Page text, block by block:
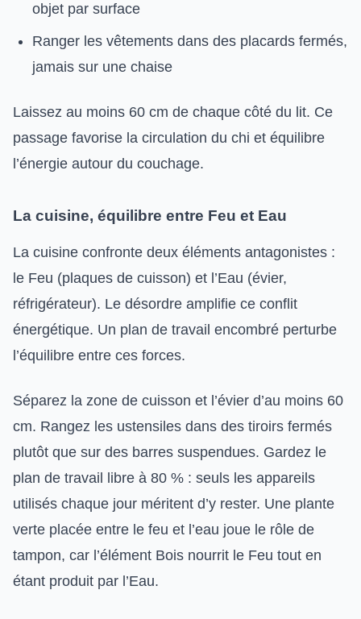
objet par surface
Ranger les vêtements dans des placards fermés,
jamais sur une chaise
Laissez au moins 60 cm de chaque côté du lit. Ce
passage favorise la circulation du chi et équilibre
l’énergie autour du couchage.
La cuisine, équilibre entre Feu et Eau
La cuisine confronte deux éléments antagonistes :
le Feu (plaques de cuisson) et l’Eau (évier,
réfrigérateur). Le désordre amplifie ce conflit
énergétique. Un plan de travail encombré perturbe
l’équilibre entre ces forces.
Séparez la zone de cuisson et l’évier d’au moins 60
cm. Rangez les ustensiles dans des tiroirs fermés
plutôt que sur des barres suspendues. Gardez le
plan de travail libre à 80 % : seuls les appareils
utilisés chaque jour méritent d’y rester. Une plante
verte placée entre le feu et l’eau joue le rôle de
tampon, car l’élément Bois nourrit le Feu tout en
étant produit par l’Eau.